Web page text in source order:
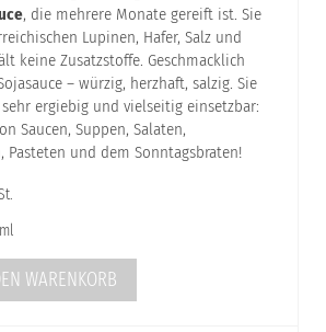
, die mehrere Monate gereift ist. Sie
Lupinen, Hafer, Salz und
keine Zusatzstoffe. Geschmacklich
– würzig, herzhaft, salzig. Sie
ergiebig und vielseitig einsetzbar:
Saucen, Suppen, Salaten,
Pasteten und dem Sonntagsbraten!
WARENKORB